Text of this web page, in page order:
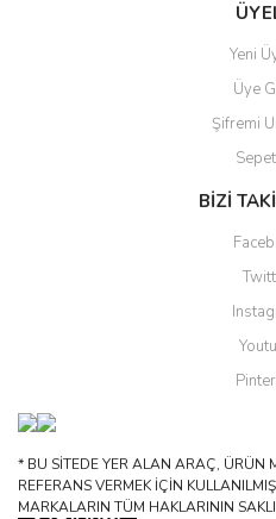
Yeni
Üye
Şifremi
BİZİ
* BU SİTEDE YER ALAN ARAÇ, ÜRÜN
REFERANS VERMEK İÇİN
MARKALARIN TÜM HAKLARININ